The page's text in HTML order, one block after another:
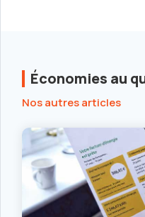
Économies au
Nos autres articles